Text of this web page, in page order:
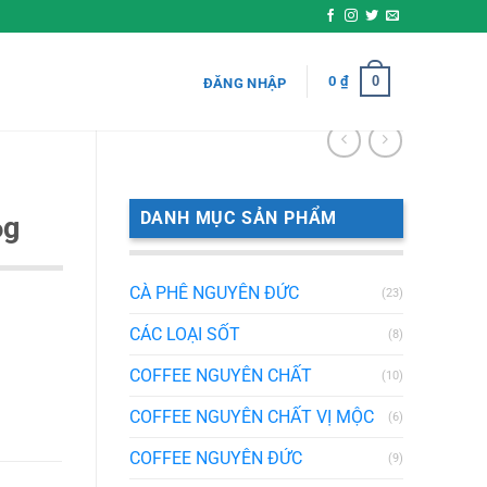
ĐĂNG NHẬP 0 ₫ 0
DANH MỤC SẢN PHẨM
CÀ PHÊ NGUYÊN ĐỨC (23)
CÁC LOẠI SỐT (8)
COFFEE NGUYÊN CHẤT (10)
COFFEE NGUYÊN CHẤT VỊ MỘC (6)
COFFEE NGUYÊN ĐỨC (9)